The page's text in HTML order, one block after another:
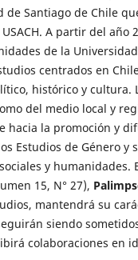
Santiago de Chile
A partir del año
de la
centrados en
histórico y cultura.
del medio local y
hacia la promoción y
Estudios de Género y
y humanidades.
15, N° 27),
mantendrá su
siendo
colaboraciones en